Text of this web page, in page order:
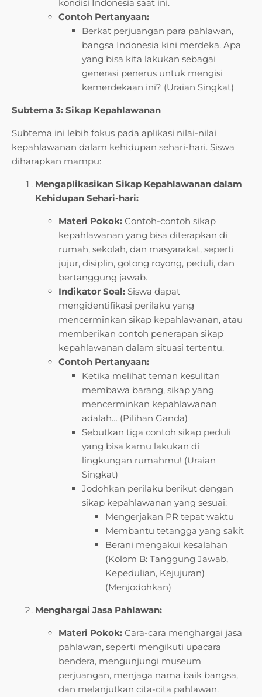
kondisi Indonesia saat ini.
Contoh Pertanyaan:
Berkat perjuangan para pahlawan,
bangsa Indonesia kini merdeka. Apa
yang bisa kita lakukan sebagai
generasi penerus untuk mengisi
kemerdekaan ini? (Uraian Singkat)
Subtema 3: Sikap Kepahlawanan
Subtema ini lebih fokus pada aplikasi nilai-nilai
kepahlawanan dalam kehidupan sehari-hari. Siswa
diharapkan mampu:
Mengaplikasikan Sikap Kepahlawanan dalam
Kehidupan Sehari-hari:
Materi Pokok: Contoh-contoh sikap
kepahlawanan yang bisa diterapkan di
rumah, sekolah, dan masyarakat, seperti
jujur, disiplin, gotong royong, peduli, dan
bertanggung jawab.
Indikator Soal: Siswa dapat
mengidentifikasi perilaku yang
mencerminkan sikap kepahlawanan, atau
memberikan contoh penerapan sikap
kepahlawanan dalam situasi tertentu.
Contoh Pertanyaan:
Ketika melihat teman kesulitan
membawa barang, sikap yang
mencerminkan kepahlawanan
adalah… (Pilihan Ganda)
Sebutkan tiga contoh sikap peduli
yang bisa kamu lakukan di
lingkungan rumahmu! (Uraian
Singkat)
Jodohkan perilaku berikut dengan
sikap kepahlawanan yang sesuai:
Mengerjakan PR tepat waktu
Membantu tetangga yang sakit
Berani mengakui kesalahan
(Kolom B: Tanggung Jawab,
Kepedulian, Kejujuran)
(Menjodohkan)
Menghargai Jasa Pahlawan:
Materi Pokok: Cara-cara menghargai jasa
pahlawan, seperti mengikuti upacara
bendera, mengunjungi museum
perjuangan, menjaga nama baik bangsa,
dan melanjutkan cita-cita pahlawan.